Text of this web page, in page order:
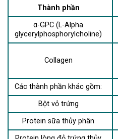
Thành phần
α-GPC (L-Alpha
glycerylphosphorylcholine)
Collagen
Các thành phần khác gồm:
Bột vỏ trứng
Protein sữa thủy phân